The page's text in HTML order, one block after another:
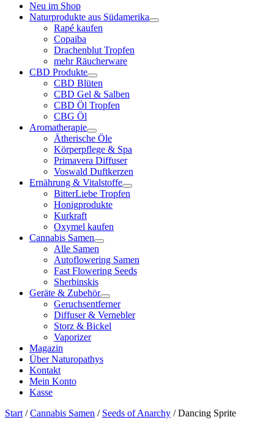
Neu im Shop
Naturprodukte aus Südamerika
Rapé kaufen
Copaiba
Drachenblut Tropfen
mehr Räucherware
CBD Produkte
CBD Blüten
CBD Gel & Salben
CBD Öl Tropfen
CBG Öl
Aromatherapie
Ätherische Öle
Körperpflege & Spa
Primavera Diffuser
Voswald Duftkerzen
Ernährung & Vitalstoffe
BitterLiebe Tropfen
Honigprodukte
Kurkraft
Oxymel kaufen
Cannabis Samen
Alle Samen
Autoflowering Samen
Fast Flowering Seeds
Sherbinskis
Geräte & Zubehör
Geruchsentferner
Diffuser & Vernebler
Storz & Bickel
Vaporizer
Magazin
Über Naturopathys
Kontakt
Mein Konto
Kasse
Start /Cannabis Samen / Seeds of Anarchy / Dancing Sprite